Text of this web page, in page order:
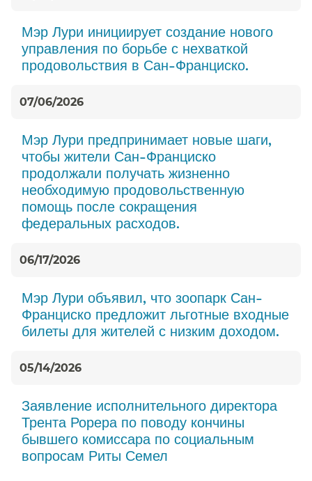
Мэр Лури инициирует создание нового
управления по борьбе с нехваткой
продовольствия в Сан-Франциско.​​
07/06/2026
Мэр Лури предпринимает новые шаги,
чтобы жители Сан-Франциско
продолжали получать жизненно
необходимую продовольственную
помощь после сокращения
федеральных расходов.​​
06/17/2026
Мэр Лури объявил, что зоопарк Сан-
Франциско предложит льготные входные
билеты для жителей с низким доходом.​​
05/14/2026
Заявление исполнительного директора
Трента Рорера по поводу кончины
бывшего комиссара по социальным
вопросам Риты Семел​​